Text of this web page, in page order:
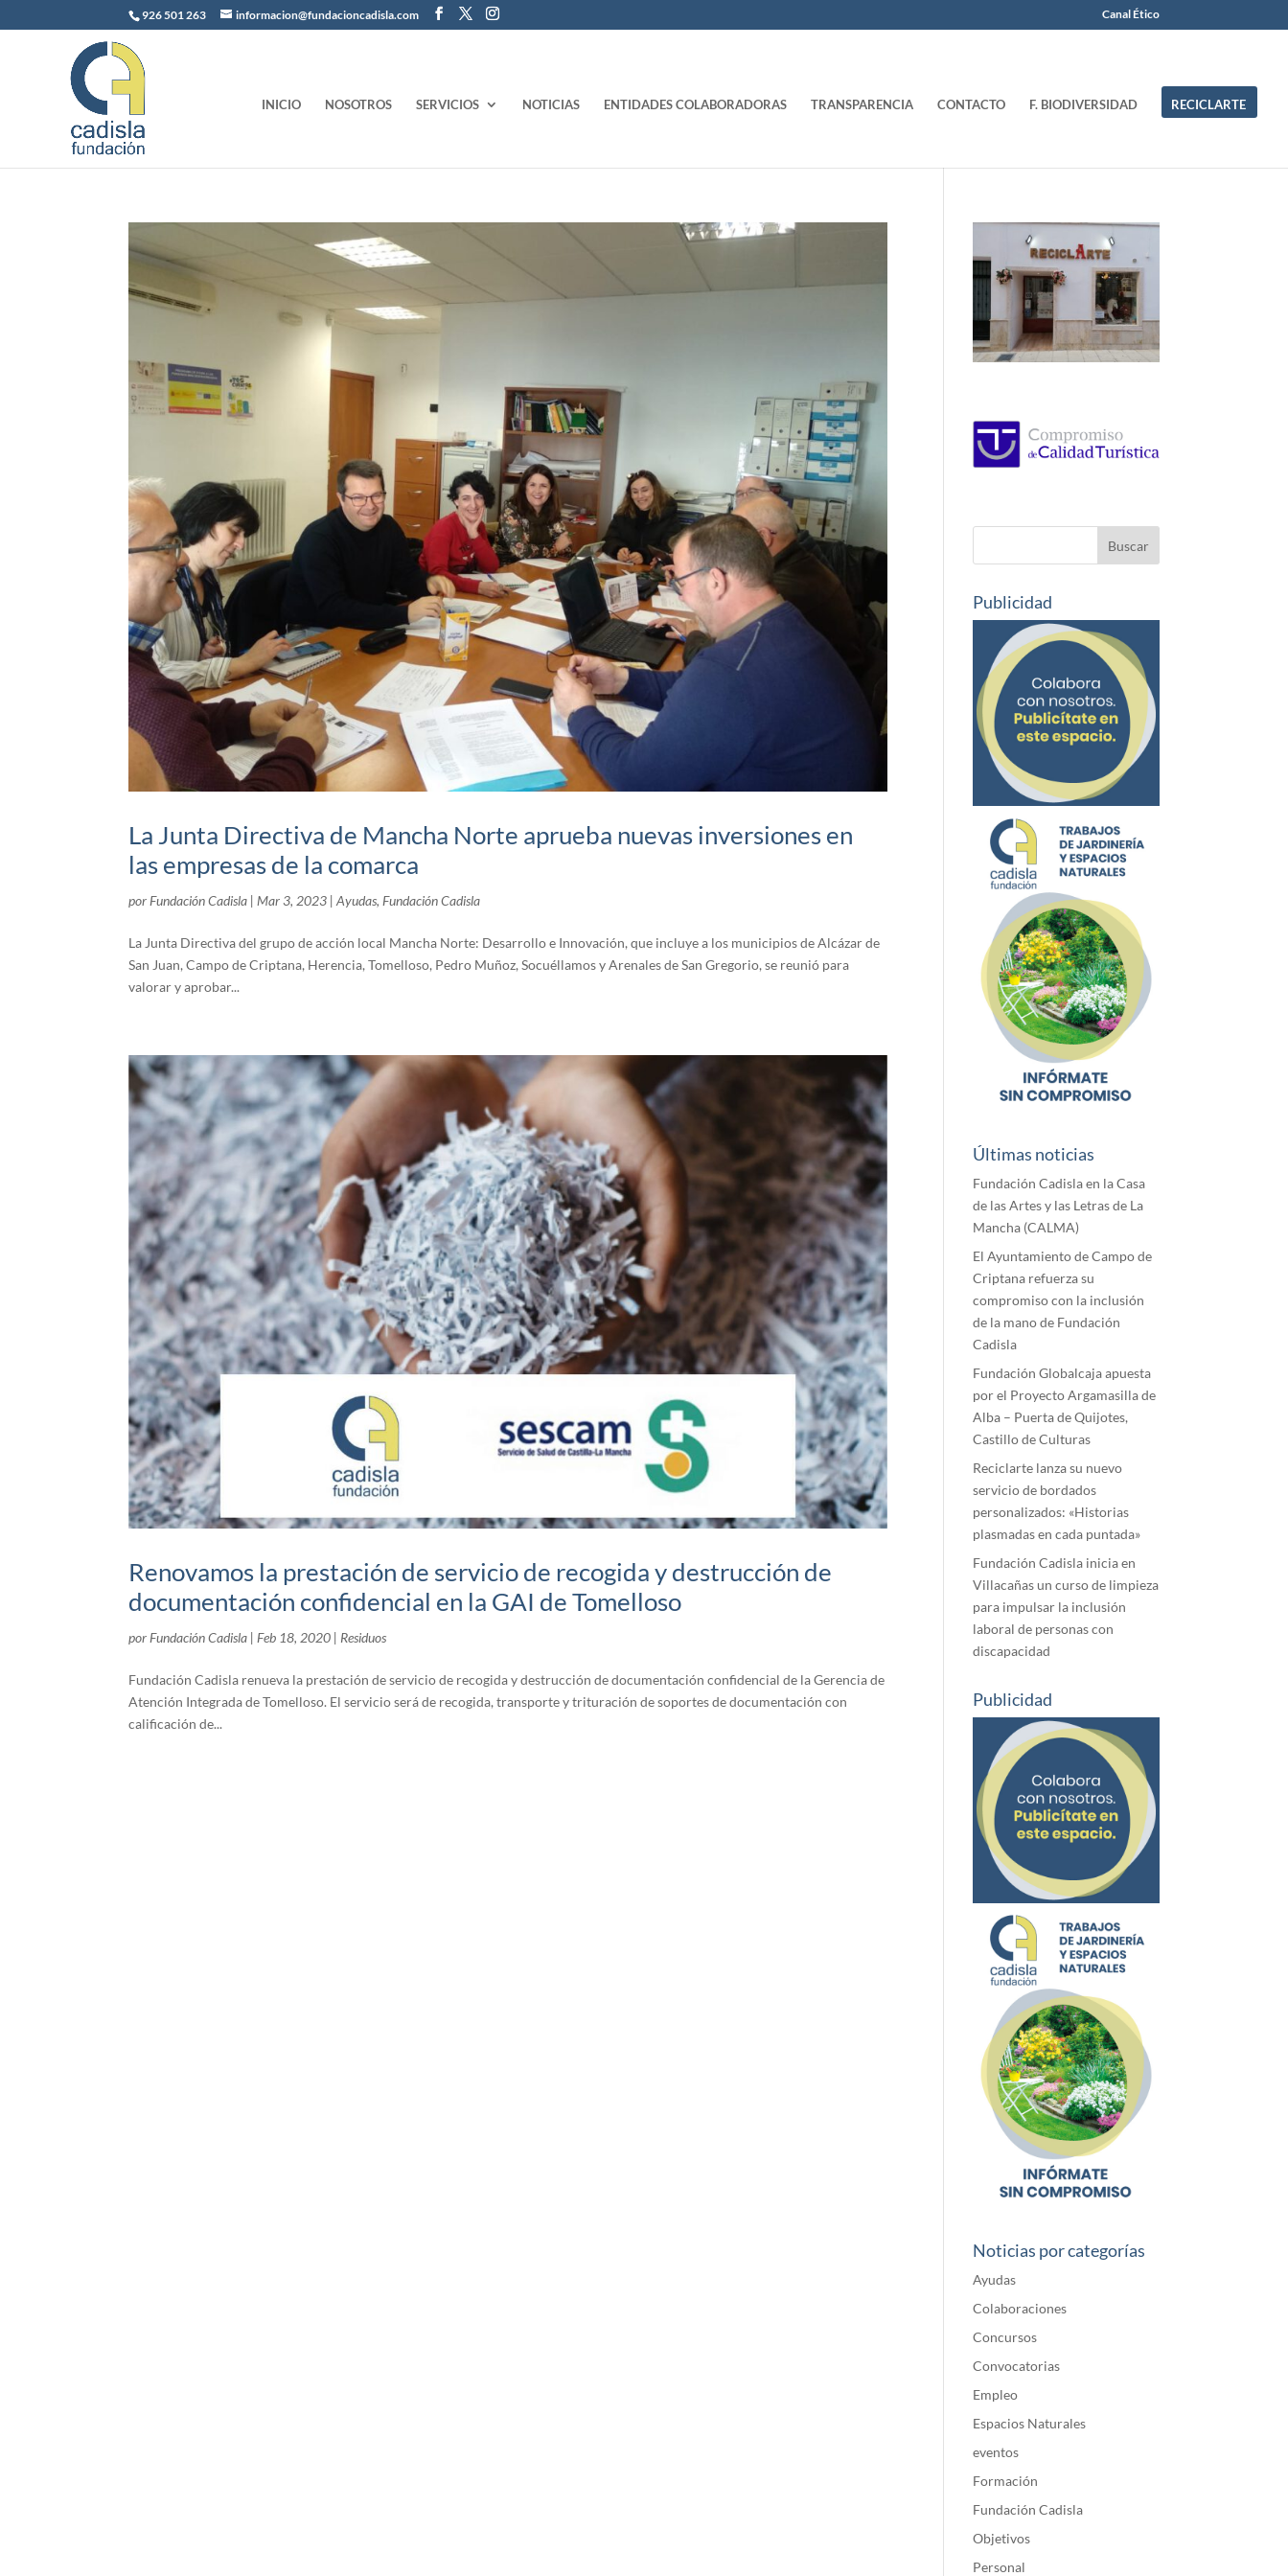
926 501 263 informacion@fundacioncadisla.com Canal Ético
INICIO NOSOTROS SERVICIOS NOTICIAS ENTIDADES COLABORADORAS TRANSPARENCIA CONTACTO F. BIODIVERSIDAD RECICLARTE
La Junta Directiva de Mancha Norte aprueba nuevas inversiones en
las empresas de la comarca
por Fundación Cadisla | Mar 3, 2023 |Ayudas, Fundación Cadisla
La Junta Directiva del grupo de acción local Mancha Norte: Desarrollo e Innovación, que incluye a los municipios de Alcázar de
San Juan, Campo de Criptana, Herencia, Tomelloso, Pedro Muñoz, Socuéllamos y Arenales de San Gregorio, se reunió para
valorar y aprobar...
Renovamos la prestación de servicio de recogida y destrucción de
documentación confidencial en la GAI de Tomelloso
porFundación Cadisla |Feb 18, 2020 | Residuos
Fundación Cadisla renueva la prestación de servicio de recogida y destrucción de documentación confidencial de la Gerencia de
Atención Integrada de Tomelloso. El servicio será de recogida, transporte y trituración de soportes de documentación con
calificación de...
Publicidad
Últimas noticias
Fundación Cadisla en la Casa
de las Artes y las Letras de La
Mancha (CALMA)
El Ayuntamiento de Campo de
Criptana refuerza su
compromiso con la inclusión
de la mano de Fundación
Cadisla
Fundación Globalcaja apuesta
por el Proyecto Argamasilla de
Alba – Puerta de Quijotes,
Castillo de Culturas
Reciclarte lanza su nuevo
servicio de bordados
personalizados: «Historias
plasmadas en cada puntada»
Fundación Cadisla inicia en
Villacañas un curso de limpieza
para impulsar la inclusión
laboral de personas con
discapacidad
Publicidad
Noticias por categorías
Ayudas
Colaboraciones
Concursos
Convocatorias
Empleo
Espacios Naturales
eventos
Formación
Fundación Cadisla
Objetivos
Personal